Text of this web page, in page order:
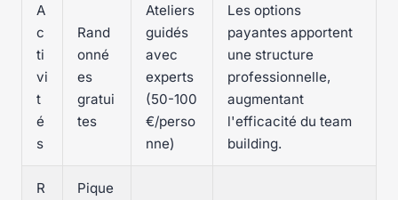
A
c
ti
vi
t
é
s
Rand
onné
es
gratui
tes
Ateliers
guidés
avec
experts
(50-100
€/perso
nne)
Les options
payantes apportent
une structure
professionnelle,
augmentant
l'efficacité du team
building.
R
Pique